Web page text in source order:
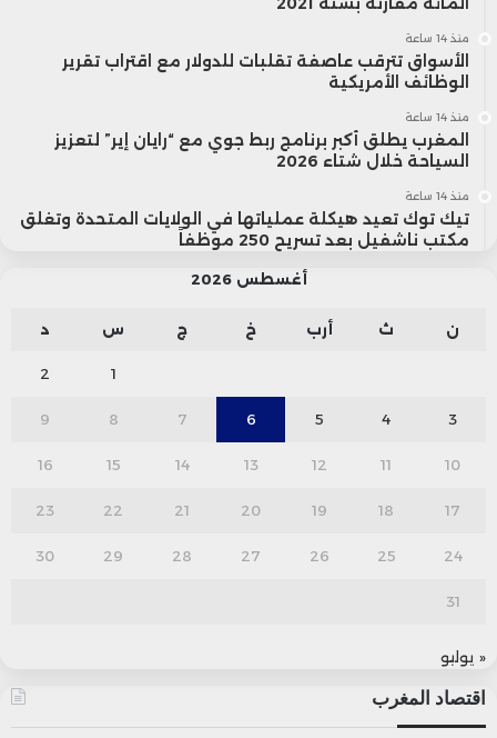
منذ 14 ساعة
الأسواق تترقب عاصفة تقلبات للدولار مع اقتراب تقرير
الوظائف الأمريكية
منذ 14 ساعة
المغرب يطلق أكبر برنامج ربط جوي مع “رايان إير” لتعزيز
السياحة خلال شتاء 2026
منذ 14 ساعة
تيك توك تعيد هيكلة عملياتها في الولايات المتحدة وتغلق
مكتب ناشفيل بعد تسريح 250 موظفاً
أغسطس 2026
ن ث أرب خ ج س د
1
2
3
4
5
6
7
8
9
10
11
12
13
14
15
16
17
18
19
20
21
22
23
24
25
26
27
28
29
30
31
« يوليو
اقتصاد المغرب